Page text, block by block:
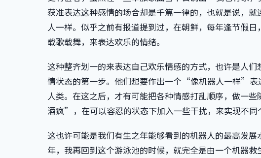
获准表达这种感情的场合却是千篇一律的，也就是说，
人一样。似乎之前有报道提到过，在朝鲜，每年逢节假
载歌载舞，来表达欢乐的情绪。
这种整齐划一的来表达自己欢乐情感的方式，也许是人
情状态的第一步。他们想要作出一个“像机器人一样”
人类。在这之后，才有可能把各种情感打乱顺序，做
酒疯”，在可以容忍的状态下加入一些干扰，来实现不同
这也许可能是我们有生之年能够看到的机器人的最高发
年，我再回到这个游泳池的时候，就完全是由一个机